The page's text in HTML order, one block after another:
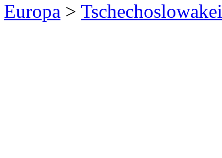
Europa > Tschechoslowakei